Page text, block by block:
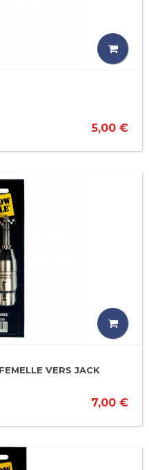
5,00 €
VERS JACK
7,00 €